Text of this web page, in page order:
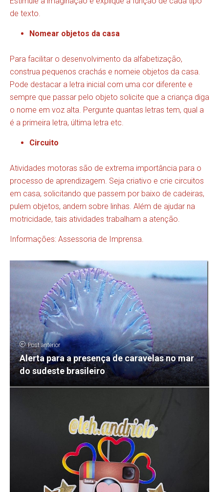
de texto.
Nomear objetos da casa
Para facilitar o desenvolvimento da alfabetização,
construa pequenos crachás e nomeie objetos da casa.
Pode destacar a letra inicial com uma cor diferente e
sempre que passar pelo objeto solicite que a criança diga
o nome em voz alta. Pergunte quantas letras tem, qual a
é a primeira letra, última letra etc.
Circuito
Atividades motoras são de extrema importância para o
processo de aprendizagem. Seja criativo e crie circuitos
em casa, solicitando que passem por baixo de cadeiras,
pulem objetos, andem sobre linhas. Além de ajudar na
motricidade, tais atividades trabalham a atenção.
Informações: Assessoria de Imprensa.
Post anterior
Alerta para a presença de caravelas no mar
do sudeste brasileiro